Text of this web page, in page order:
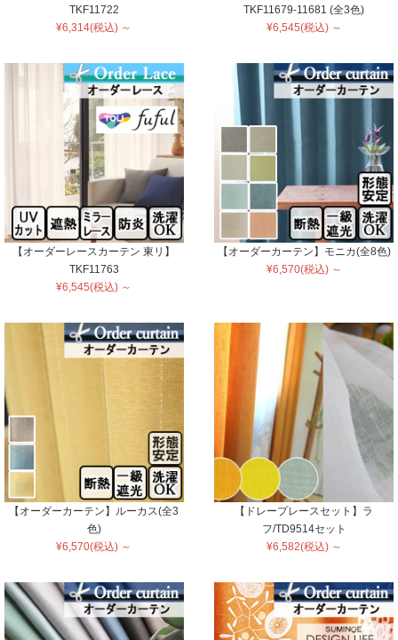
TKF11722
¥6,314(税込) ～
TKF11679-11681 (全3色)
¥6,545(税込) ～
【オーダーレースカーテン 東リ】
TKF11763
¥6,545(税込) ～
【オーダーカーテン】モニカ(全8色)
¥6,570(税込) ～
【オーダーカーテン】ルーカス(全3
色)
¥6,570(税込) ～
【ドレープレースセット】ラ
フ/TD9514セット
¥6,582(税込) ～